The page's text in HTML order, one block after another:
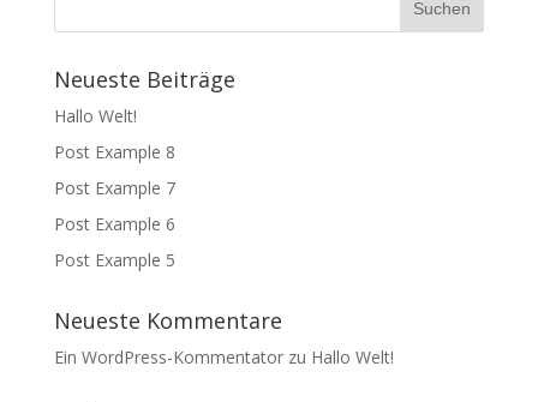
Neueste Beiträge
Hallo Welt!
Post Example 8
Post Example 7
Post Example 6
Post Example 5
Neueste Kommentare
Ein WordPress-Kommentatorzu Hallo Welt!